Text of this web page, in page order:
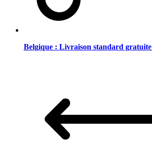
Belgique : Livraison standard gratuite